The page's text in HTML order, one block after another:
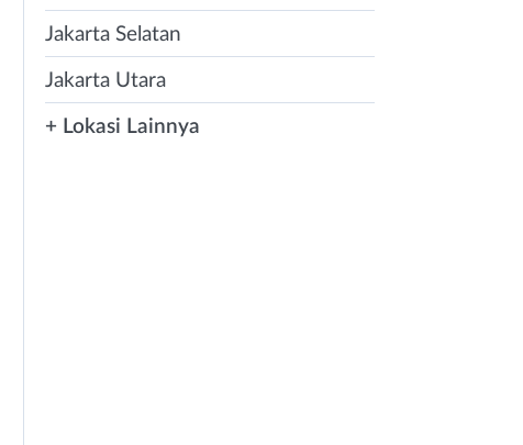
Jakarta Selatan
Jakarta Utara
+ Lokasi Lainnya